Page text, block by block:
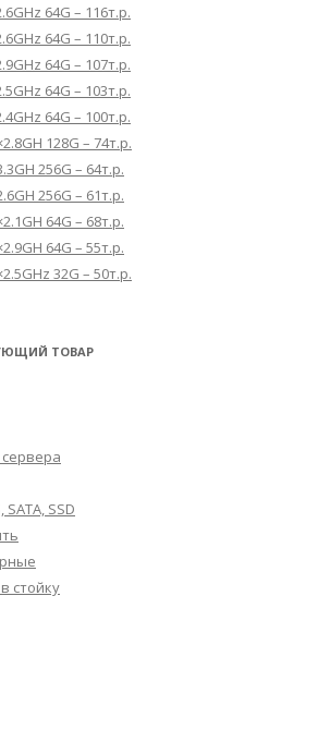
64G – 116т.р.
64G – 110т.р.
64G – 107т.р.
64G – 103т.р.
64G – 100т.р.
128G – 74т.р.
256G – 64т.р.
256G – 61т.р.
64G – 68т.р.
64G – 55т.р.
32G – 50т.р.
ТОВАР
SSD
стойку